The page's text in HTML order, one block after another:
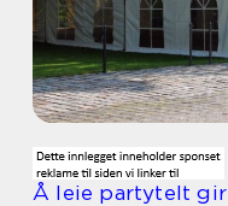
Å leie partytelt gir